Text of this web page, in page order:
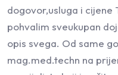
dogovor,usluga i cijene
pohvalim sveukupan
opis svega. Od same
mag.med.techn na